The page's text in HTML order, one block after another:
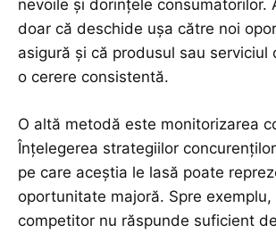
nevoile și dorințele consumatorilor.
doar că deschide ușa către noi
asigură și că produsul sau serviciul
o cerere consistentă.
O altă metodă este monitorizarea
Înțelegerea strategiilor
pe care aceștia le lasă poate
oportunitate majoră. Spre exemplu,
competitor nu răspunde suficient